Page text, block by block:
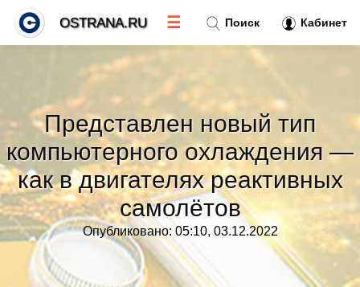
Представлен новый тип
компьютерного охлаждения —
как в двигателях реактивных
самолётов
Опубликовано: 05:10, 03.12.2022
Поиск Кабинет
OSTRANA.RU ☰
Тренды новостей»
Рубрики»
Правила»
Контакт»